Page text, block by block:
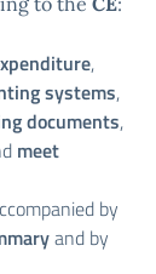
,
systems,
documents,
meet
by
and by